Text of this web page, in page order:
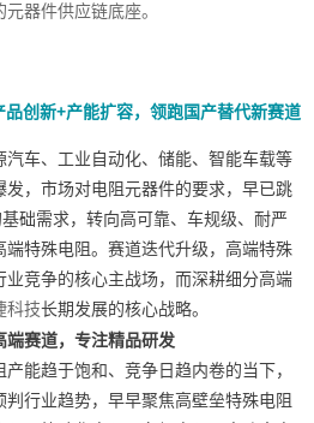
器件供应链底座。
品创新+产能扩容，领跑国产替代新赛道
汽车、工业自动化、储能、智能车载等
发，市场对电阻元器件的要求，早已跳
基础需求，转向高可靠、车规级、耐严
端特殊电阻。赛道迭代升级，高端特殊
业竞争的核心主战场，而深耕细分高端
科技长期发展的核心战略。
端赛道，专注精品研发
产能趋于饱和、竞争日趋内卷的当下，
判行业趋势，早早聚焦高壁垒特殊电阻